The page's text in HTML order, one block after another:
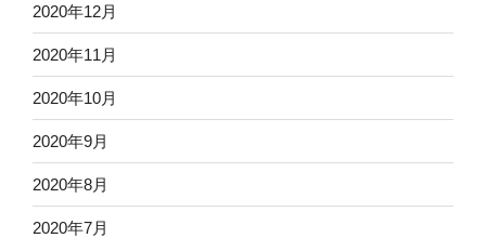
2020年12月
2020年11月
2020年10月
2020年9月
2020年8月
2020年7月